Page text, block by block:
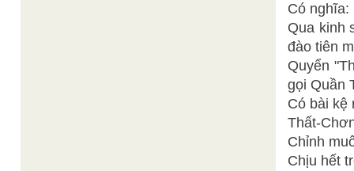
Có
Qua kinh
đào tiên
Quyển
gọi Quần
Có bài kệ
Thất-
Chỉnh
Chịu hết